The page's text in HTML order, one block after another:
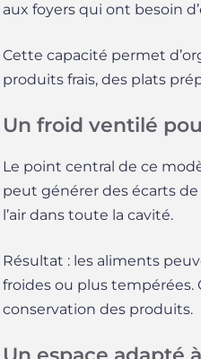
aux foyers qui ont besoin
Cette capacité permet
produits frais, des plats
Un froid ventilé
Le point central de ce
peut générer des écarts
l’air dans toute la cavité.
Résultat : les aliments
froides ou plus
conservation des produits.